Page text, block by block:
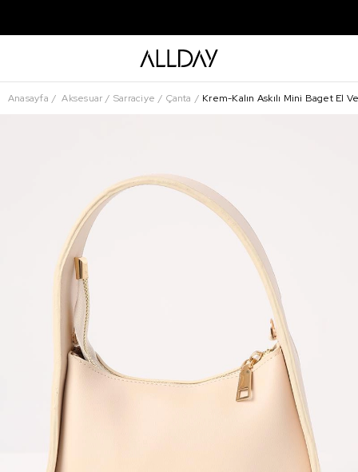
Anasayfa Aksesuar Sarraciye Çanta Krem-Kalın Askılı Mini Baget El